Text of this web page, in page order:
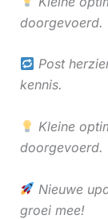
doorgevoerd.
Post
kennis.
Kleine
doorgevoerd.
Nieuwe
groei mee!